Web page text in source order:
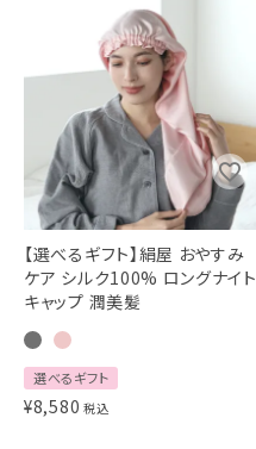
【選べるギフト】絹屋 おやすみ
ケア シルク100% ロングナイト
キャップ 潤美髪
選べるギフト
¥8,580 税込